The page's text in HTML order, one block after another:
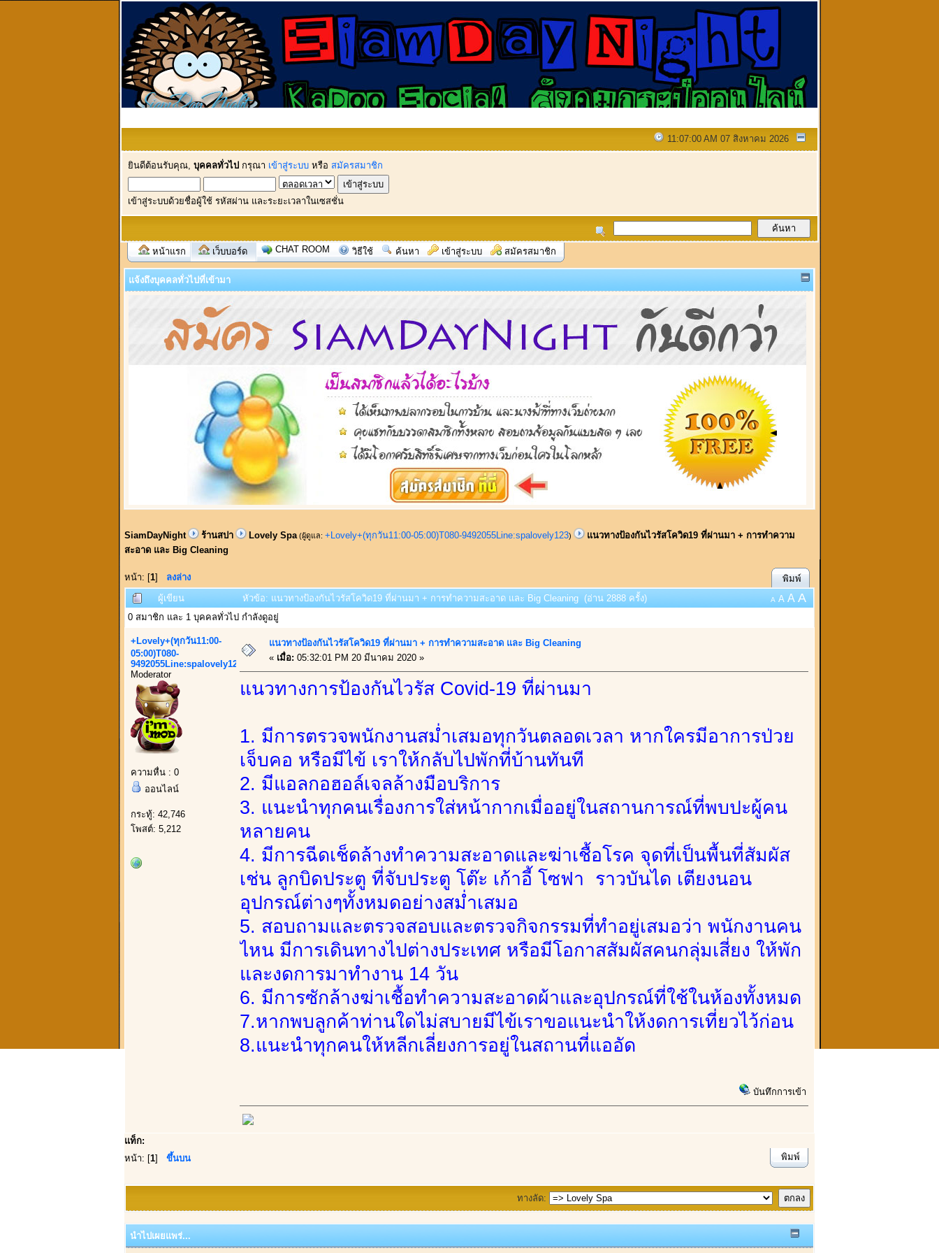
11:07:00 AM 07 สิงหาคม 2026
ยินดีต้อนรับคุณ, บุคคลทั่วไป กรุณา เข้าสู่ระบบ หรือ สมัครสมาชิก
เข้าสู่ระบบด้วยชื่อผู้ใช้ รหัสผ่าน และระยะเวลาในเซสชั่น
หน้าแรก เว็บบอร์ด CHAT ROOM วิธีใช้ ค้นหา เข้าสู่ระบบ สมัครสมาชิก
แจ้งถึงบุคคลทั่วไปที่เข้ามา
SiamDayNight ร้านสปา Lovely Spa (ผู้ดูแล: +Lovely+(ทุกวัน11:00-05:00)T080-9492055Line:spalovely123)
แนวทางป้องกันไวรัสโควิด19 ที่ผ่านมา + การทำความ
สะอาด และ Big Cleaning
หน้า: [1] ลงล่าง
พิมพ์
ผู้เขียน
หัวข้อ: แนวทางป้องกันไวรัสโควิด19 ที่ผ่านมา + การทำความสะอาด และ Big Cleaning (อ่าน 2888 ครั้ง) A A A A
0 สมาชิก และ 1 บุคคลทั่วไป กำลังดูอยู่
+Lovely+(ทุกวัน11:00-
05:00)T080-
9492055Line:spalovely123
Moderator
ความหื่น : 0
ออนไลน์
กระทู้: 42,746
โพสต์: 5,212
แนวทางป้องกันไวรัสโควิด19 ที่ผ่านมา + การทำความสะอาด และ Big Cleaning
« เมื่อ: 05:32:01 PM 20 มีนาคม 2020 »
แนวทางการป้องกันไวรัส Covid-19 ที่ผ่านมา
1. มีการตรวจพนักงานสม่ำเสมอทุกวันตลอดเวลา หากใครมีอาการป่วย
เจ็บคอ หรือมีไข้ เราให้กลับไปพักที่บ้านทันที
2. มีแอลกอฮอล์เจลล้างมือบริการ
3. แนะนำทุกคนเรื่องการใส่หน้ากากเมื่ออยู่ในสถานการณ์ที่พบปะผู้คน
หลายคน
4. มีการฉีดเช็ดล้างทำความสะอาดและฆ่าเชื้อโรค จุดที่เป็นพื้นที่สัมผัส
เช่น ลูกบิดประตู ที่จับประตู โต๊ะ เก้าอี้ โซฟา ราวบันได เตียงนอน
อุปกรณ์ต่างๆทั้งหมดอย่างสม่ำเสมอ
5. สอบถามและตรวจสอบและตรวจกิจกรรมที่ทำอยู่เสมอว่า พนักงานคน
ไหน มีการเดินทางไปต่างประเทศ หรือมีโอกาสสัมผัสคนกลุ่มเสี่ยง ให้พัก
และงดการมาทำงาน 14 วัน
6. มีการซักล้างฆ่าเชื้อทำความสะอาดผ้าและอุปกรณ์ที่ใช้ในห้องทั้งหมด
7.หากพบลูกค้าท่านใดไม่สบายมีไข้เราขอแนะนำให้งดการเที่ยวไว้ก่อน
8.แนะนำทุกคนให้หลีกเลี่ยงการอยู่ในสถานที่แออัด
บันทึกการเข้า
แท็ก:
หน้า: [1] ขึ้นบน พิมพ์
ทางลัด:
นำไปเผยแพร่...